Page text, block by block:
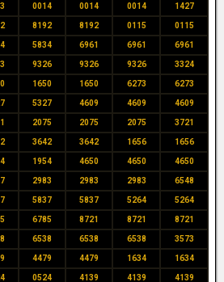
0014 0014 0014 1427
8192 8192 0115 0115
5834 6961 6961 6961
9326 9326 9326 3324
1650 1650 6273 6273
5327 4609 4609 4609
2075 2075 2075 3721
3642 3642 1656 1656
1954 4650 4650 4650
2983 2983 2983 6548
5837 5837 5264 5264
6785 8721 8721 8721
6538 6538 6538 3573
4479 4479 1634 1634
0524 4139 4139 4139